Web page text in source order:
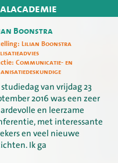
Boonstra
Lilian Boonstra
Communicatie- en
studiedag van vrijdag 23
2016 was een zeer
en leerzame
met interessante
en veel nieuwe
Ik ga